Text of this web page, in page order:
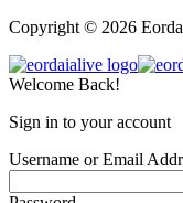
Copyright © 2026
Welcome Back!
Sign in to your account
Username or Email